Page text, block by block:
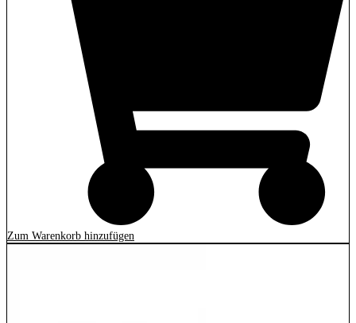
Zum Warenkorb hinzufügen